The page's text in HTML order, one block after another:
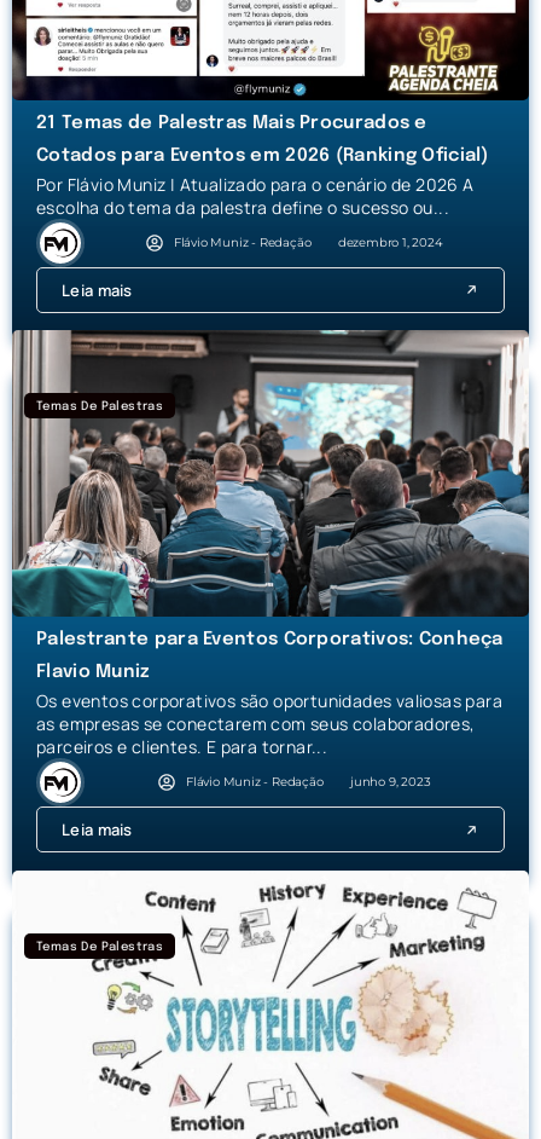
21 Temas de Palestras Mais Procurados e
Cotados para Eventos em 2026 (Ranking Oficial)
Por Flávio Muniz | Atualizado para o cenário de 2026 A
escolha do tema da palestra define o sucesso ou...
Flávio Muniz - Redação dezembro 1, 2024
Leia mais
Temas De Palestras
Palestrante para Eventos Corporativos: Conheça
Flavio Muniz
Os eventos corporativos são oportunidades valiosas para
as empresas se conectarem com seus colaboradores,
parceiros e clientes. E para tornar...
Flávio Muniz - Redação junho 9, 2023
Leia mais
Temas De Palestras